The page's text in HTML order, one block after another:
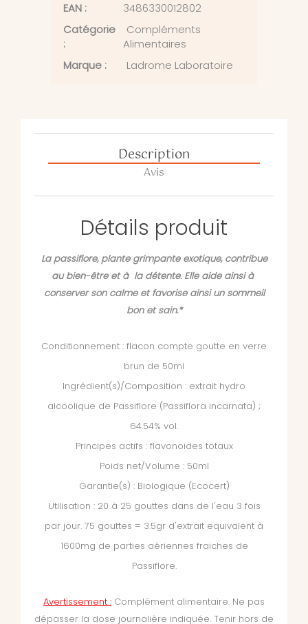
EAN :
3486330012802
Catégorie
:
Compléments
Alimentaires
Marque :
Ladrome Laboratoire
Description
Avis
Détails produit
La passiflore, plante grimpante exotique, contribue
au bien-être et à la détente. Elle aide ainsi à
conserver son calme et favorise ainsi un sommeil
bon et sain.*
Conditionnement : flacon compte goutte en verre
brun de 50ml
Ingrédient(s)/Composition : extrait hydro
alcoolique de Passiflore (Passiflora incarnata) ;
64.54% vol.
Principes actifs : flavonoides totaux
Poids net/Volume : 50ml
Garantie(s) : Biologique (Ecocert)
Utilisation : 20 à 25 gouttes dans de l'eau 3 fois
par jour. 75 gouttes = 3.5gr d'extrait equivalent à
1600mg de parties aériennes fraiches de
Passiflore.
Avertissement : Complément alimentaire. Ne pas
dépasser la dose journalière indiquée. Tenir hors de